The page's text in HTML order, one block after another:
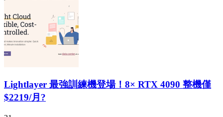
Lightlayer 最強訓練機登場！8× RTX 4090 整機僅
$2219/月?